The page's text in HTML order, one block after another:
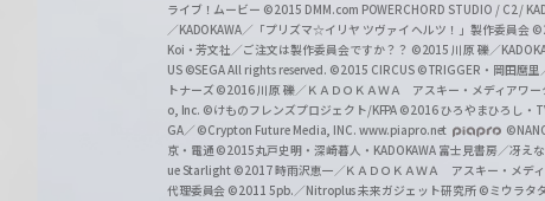
ライブ！ムービー ©2015 DMM.com POWERCHORD STUDIO / C2 /
／KADOKAWA／「プリズマ☆イリヤ ツヴァイ ヘルツ！」製作委員会
Koi・芳文社／ご注文は製作委員会ですか？？ ©2015 川原 礫／
US ©SEGA All rights reserved. ©2015 CIRCUS ©TRIGGER・岡田麿里
トナーズ©2016 川原 礫／ＫＡＤＯＫＡＷＡ アスキー・メディアワー
o, Inc. ©けものフレンズプロジェクト/KFPA ©2016 ひろやまひろし・
GA／ ©Crypton Future Media, INC. www.piapro.net
京・電通 ©2015丸戸史明・深崎暮人・KADOKAWA 富士見書房／冴え
ue Starlight ©2017 時雨沢恵一／ＫＡＤＯＫＡＷＡ アスキー・メデ
代理委員会 ©2011 5pb.／Nitroplus 未来ガジェット研究所 ©ミウラタ